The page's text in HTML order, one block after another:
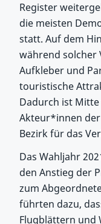
Register
die meisten
statt. Auf dem
während solcher
Aufkleber und
touristische
Dadurch ist
Akteur*innen
Bezirk für das
Das Wahljahr
den Anstieg der
zum
führten dazu,
Flugblättern und